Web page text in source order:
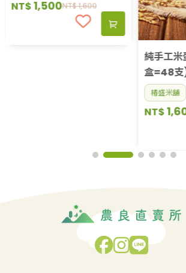
NT$1,600
NT$1,500
純手工
盒=48
椿盛米舖
NT$